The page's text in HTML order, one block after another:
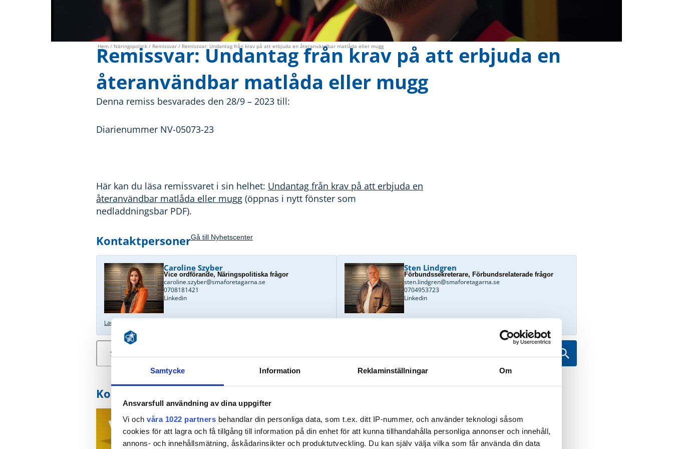
Samtycke Information Reklaminställningar Om
Ansvarsfull användning av dina uppgifter
Vi och våra 1022 partners behandlar din personliga data, som t.ex. ditt IP-nummer, och använder teknologi såsom
cookies för att lagra och få tillgång till information på din enhet för att kunna tillhandahålla personliga annonser och innehåll,
annons- och innehållsmätning, åskådarinsikter och produktutveckling. Du kan själv välja vilka som får använda din data
Hem / Näringspolitik / Remissvar / Remissvar: Undantag från krav på att erbjuda en återanvändbar matlåda eller mugg
Remissvar: Undantag från krav på att erbjuda en
återanvändbar matlåda eller mugg
Denna remiss besvarades den 28/9 – 2023 till:
Diarienummer NV-05073-23
Här kan du läsa remissvaret i sin helhet: Undantag från krav på att erbjuda en
återanvändbar matlåda eller mugg (öppnas i nytt fönster som
nedladdningsbar PDF).
KontaktpersonerGå till Nyhetscenter
Caroline Szyber
Vice ordförande, Näringspolitiska frågor
caroline.szyber@smaforetagarna.se
0708181421
Linkedin
Ladda ner bild
Sten Lindgren
Förbundssekreterare, Förbundsrelaterade frågor
sten.lindgren@smaforetagarna.se
0704953723
Linkedin
Kontaktpersoner
16 apr 2026 ladda ner
Remissvar från Småföretagarnas Riksförbund avseende – Skatteincitament för forskning
och utveckling
SidaSida Sida